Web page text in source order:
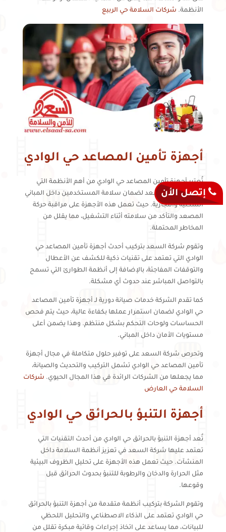
الأنظمة. شركات السلامة حي الربيع
أجهزة تأمين المصاعد حي الوادي
تُعتبر أجهزة تأمين المصاعد حي الوادي من أهم الأنظمة التي
توفرها شركة السعد لضمان سلامة المستخدمين داخل المباني
السكنية والتجارية. حيث تعمل هذه الأجهزة على مراقبة حركة
المصعد والتأكد من سلامته أثناء التشغيل، مما يقلل من
المخاطر المحتملة.
وتقوم شركة السعد بتركيب أحدث أجهزة تأمين المصاعد حي
الوادي التي تعتمد على تقنيات ذكية للكشف عن الأعطال
والتوقفات المفاجئة، بالإضافة إلى أنظمة الطوارئ التي تسمح
بالتواصل المباشر عند حدوث أي مشكلة.
كما تقدم الشركة خدمات صيانة دورية لـ أجهزة تأمين المصاعد
حي الوادي لضمان استمرار عملها بكفاءة عالية، حيث يتم فحص
الحساسات ولوحات التحكم بشكل منتظم. وهذا يضمن أعلى
مستويات الأمان داخل المباني.
وتحرص شركة السعد على توفير حلول متكاملة في مجال أجهزة
تأمين المصاعد حي الوادي تشمل التركيب والتحديث والصيانة،
مما يجعلها من الشركات الرائدة في هذا المجال الحيوي. شركات
السلامة حي العارض
أجهزة التنبؤ بالحرائق حي الوادي
تُعد أجهزة التنبؤ بالحرائق حي الوادي من أحدث التقنيات التي
تعتمد عليها شركة السعد في تعزيز أنظمة السلامة داخل
المنشآت. حيث تعمل هذه الأجهزة على تحليل الظروف البيئية
مثل الحرارة والدخان والرطوبة للتنبؤ بحدوث الحرائق قبل
وقوعها.
وتقوم الشركة بتركيب أنظمة متقدمة من أجهزة التنبؤ بالحرائق
حي الوادي تعتمد على الذكاء الاصطناعي والتحليل اللحظي
للبيانات، مما يساعد على اتخاذ إجراءات وقائية مبكرة تقلل من
إتصل الأن